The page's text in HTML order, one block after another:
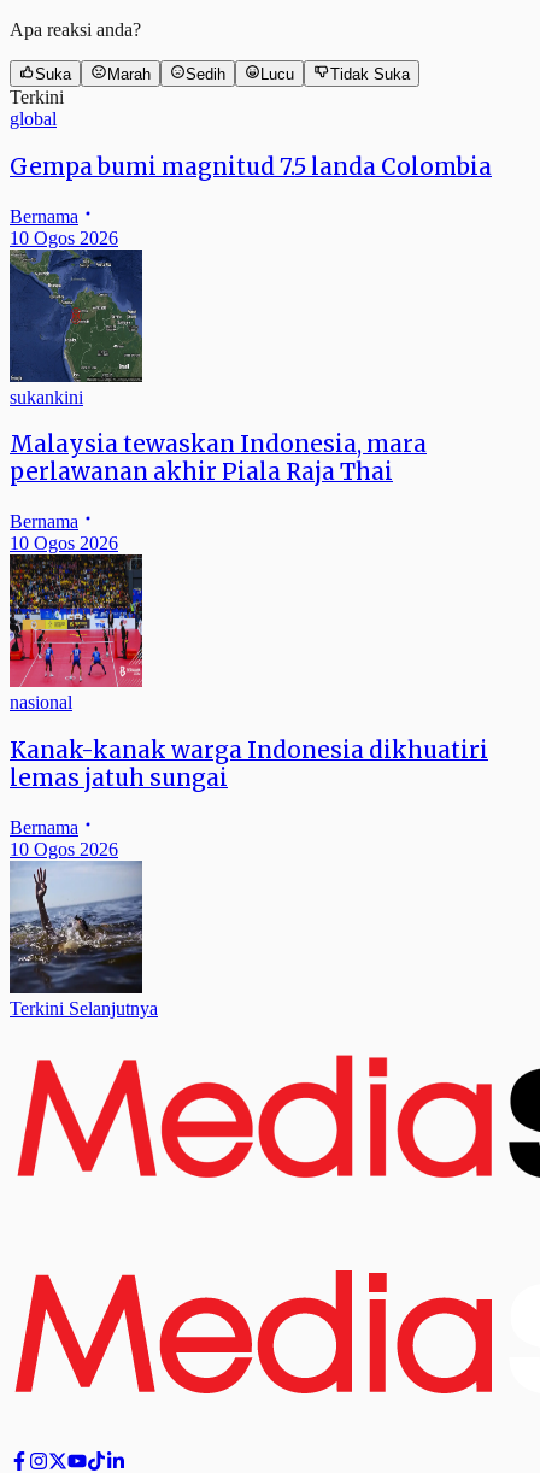
Apa reaksi anda?
Suka Marah Sedih Lucu Tidak Suka
Terkini
global
Gempa bumi magnitud 7.5 landa Colombia
Bernama
10 Ogos 2026
sukankini
Malaysia tewaskan Indonesia, mara
perlawanan akhir Piala Raja Thai
Bernama
10 Ogos 2026
nasional
Kanak-kanak warga Indonesia dikhuatiri
lemas jatuh sungai
Bernama
10 Ogos 2026
Terkini Selanjutnya